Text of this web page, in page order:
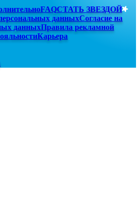
FAQСТАТЬ ЗВЕЗДОЙ
данныхСогласие на
данныхПравила рекламной
Карьера